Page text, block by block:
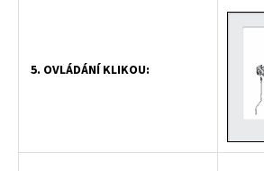
5. OVLÁDÁNÍ KLIKOU: